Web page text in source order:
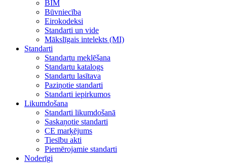
BIM
Būvniecība
Eirokodeksi
Standarti un vide
Mākslīgais intelekts (MI)
Standarti
Standartu meklēšana
Standartu katalogs
Standartu lasītava
Paziņotie standarti
Standarti iepirkumos
Likumdošana
Standarti likumdošanā
Saskaņotie standarti
CE marķējums
Tiesību akti
Piemērojamie standarti
Noderīgi